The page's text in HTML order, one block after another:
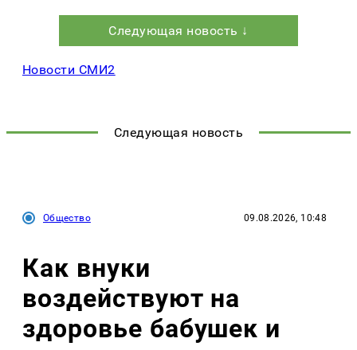
Следующая новость ↓
Новости СМИ2
Следующая новость
Общество 09.08.2026, 10:48
Как внуки
воздействуют на
здоровье бабушек и